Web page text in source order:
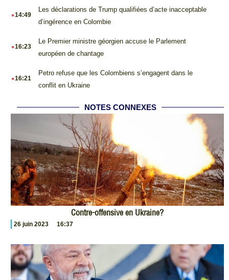
.14:49
Les déclarations de Trump qualifiées d’acte inacceptable
d’ingérence en Colombie
.16:23
Le Premier ministre géorgien accuse le Parlement
européen de chantage
.16:21
Petro refuse que les Colombiens s’engagent dans le
conflit en Ukraine
NOTES CONNEXES
Contre-offensive en Ukraine?
26 juin 2023 16:37